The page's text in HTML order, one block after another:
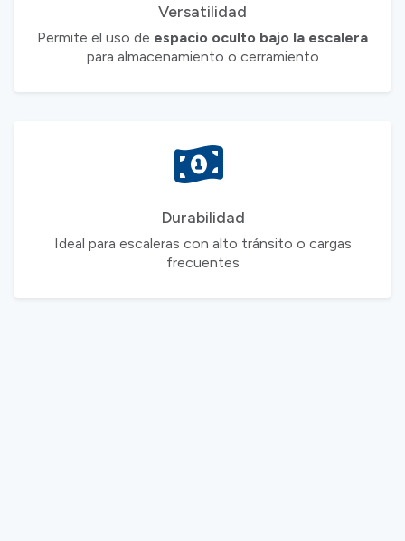
Versatilidad
Permite el uso de espacio oculto bajo la escalera
para almacenamiento o cerramiento
Durabilidad
Ideal para escaleras con alto tránsito o cargas
frecuentes